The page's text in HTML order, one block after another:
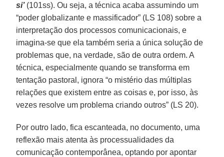
si’ (101ss). Ou seja, a técnica acaba assumindo um
“poder globalizante e massificador” (LS 108) sobre a
interpretação dos processos comunicacionais, e
imagina-se que ela também seria a única solução de
problemas que, na verdade, são de outra ordem. A
técnica, especialmente quando se transforma em
tentação pastoral, ignora “o mistério das múltiplas
relações que existem entre as coisas e, por isso, às
vezes resolve um problema criando outros” (LS 20).
Por outro lado, fica escanteada, no documento, uma
reflexão mais atenta às processualidades da
comunicação contemporânea, optando por apontar